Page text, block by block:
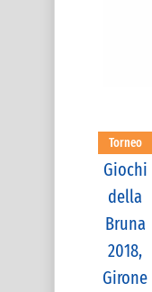
Torneo
Giochi
della
Bruna
2018,
Girone